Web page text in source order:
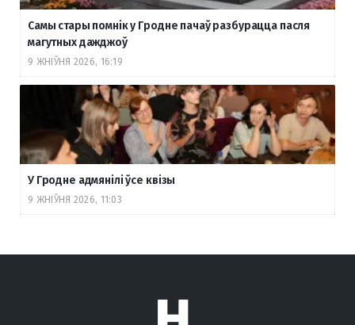
Самы стары помнік у Гродне пачаў разбурацца пасля
магутных дажджоў
9 ЖНІЎНЯ 2026, 16:19
У Гродне адмянілі ўсе квізы
9 ЖНІЎНЯ 2026, 11:03